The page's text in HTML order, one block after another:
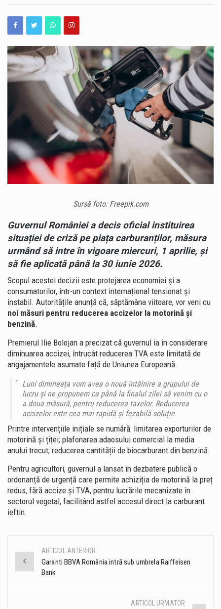
Probleme în stațiunea Mamaia, unde asfaltul s-a surpat îîn zona Hotelului Piccadilly. Surparea afectează banda 1 de circulație, iar echipajele de intervenție au fost solicitate pentru asigurarea măsurilor de prevenire și stingere a incendiilor (PSI). Șoferii care circulă prin zonă sunt sfătuiți să manifeste prudență și să adapteze viteza, având în vedere starea carosabilului. https://www.constantatv.ro/2026/08/06/generatia-zero-accidente-cnair-lanseaza-o-campanie-de-siguranta-rutiera-pentru-elevi/
CARBURANȚILOR,
INSTITUITĂ
DE
GUVERNUL
ROMÂNIEI
Sursă foto: Freepik.com
Guvernul României a decis oficial instituirea
situației de criză pe piața carburanților, măsura
urmând să intre în vigoare miercuri, 1 aprilie, și
să fie aplicată până la 30 iunie 2026.
Scopul acestei decizii este protejarea economiei și a
consumatorilor, într-un context internațional tensionat și
instabil. Autoritățile anunță că, săptămâna viitoare, vor veni cu
noi măsuri pentru reducerea accizelor la motorină și
benzină.
Premierul Ilie Bolojan a precizat că guvernul ia în considerare
diminuarea accizei, întrucât reducerea TVA este limitată de
angajamentele asumate față de Uniunea Europeană.
Luni dimineața vom avea o nouă întâlnire a grupului de
lucru și ne propunem ca până la finalul zilei să venim cu o
a doua măsură, pentru reducerea taxelor. Reducerea
accizelor este cea mai rapidă și fezabilă soluție
Printre intervențiile inițiale se numără: limitarea exporturilor de
motorină și țiței; plafonarea adaosului comercial la media
anului trecut; reducerea cantității de biocarburant din benzină.
Pentru agricultori, guvernul a lansat în dezbatere publică o
ordonanță de urgență care permite achiziția de motorină la preț
redus, fără accize și TVA, pentru lucrările mecanizate în
sectorul vegetal, facilitând astfel accesul direct la carburant
ieftin.
Post
navigation
ARTICOL ANTERIOR
Garanti BBVA România intră sub umbrela Raiffeisen
Bank
ARTICOL URMATOR